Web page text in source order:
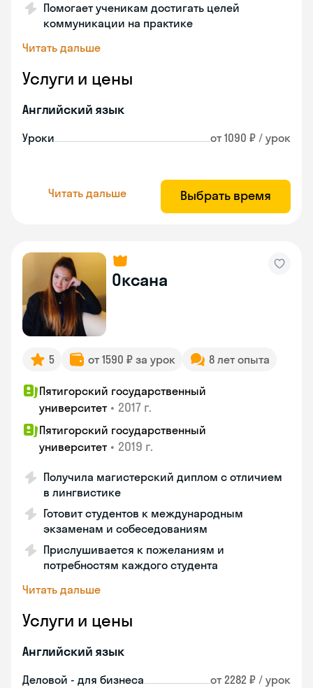
Помогает ученикам достигать целей
коммуникации на практике
Читать дальше
Услуги и цены
Английский язык
Уроки от 1090 ₽ / урок
Читать дальше Выбрать время
Оксана
5 от 1590 ₽ за урок 8 лет опыта
Пятигорский государственный
университет • 2017 г.
Пятигорский государственный
университет • 2019 г.
Получила магистерский диплом с отличием
в лингвистике
Готовит студентов к международным
экзаменам и собеседованиям
Прислушивается к пожеланиям и
потребностям каждого студента
Читать дальше
Услуги и цены
Английский язык
Деловой - для бизнеса от 2282 ₽ / урок